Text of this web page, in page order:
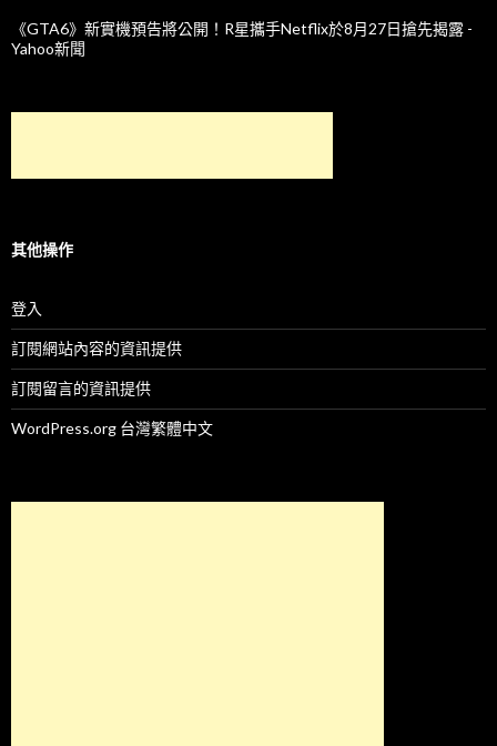
《GTA6》新實機預告將公開！R星攜手Netflix於8月27日搶先揭露 -
Yahoo新聞
其他操作
登入
訂閱網站內容的資訊提供
訂閱留言的資訊提供
WordPress.org 台灣繁體中文